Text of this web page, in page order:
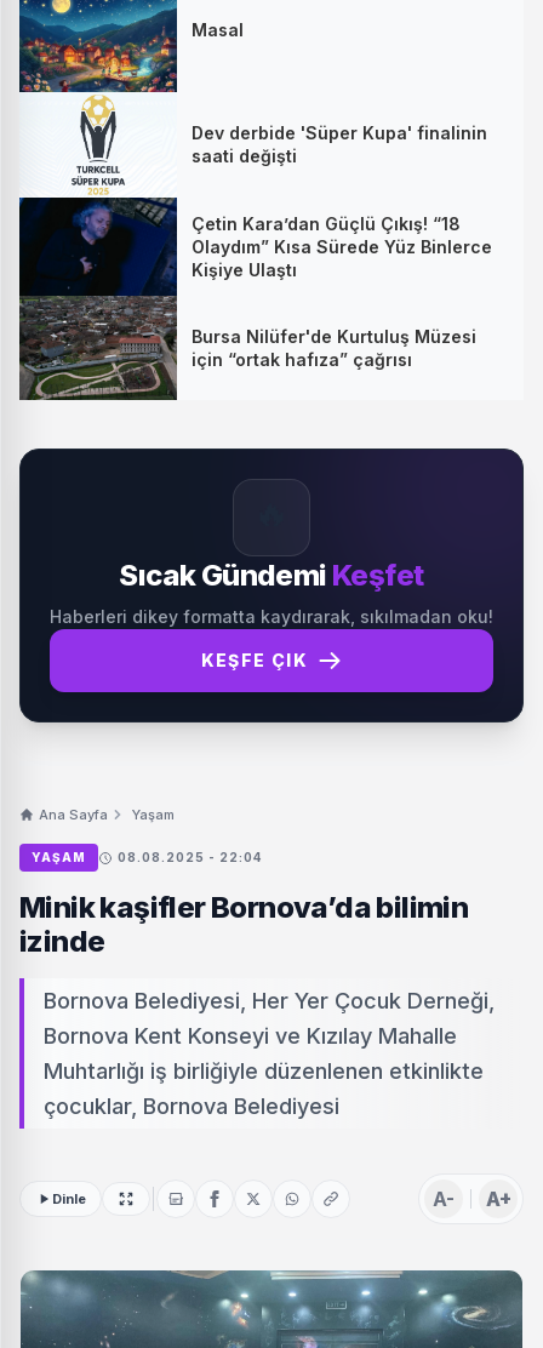
Masal
Dev derbide 'Süper Kupa' finalinin
saati değişti
Çetin Kara’dan Güçlü Çıkış! “18
Olaydım” Kısa Sürede Yüz Binlerce
Kişiye Ulaştı
Bursa Nilüfer'de Kurtuluş Müzesi
için “ortak hafıza” çağrısı
Sıcak Gündemi Keşfet
Haberleri dikey formatta kaydırarak, sıkılmadan oku!
KEŞFE ÇIK
Ana Sayfa Yaşam
YAŞAM 08.08.2025 - 22:04
Minik kaşifler Bornova’da bilimin
izinde
Bornova Belediyesi, Her Yer Çocuk Derneği,
Bornova Kent Konseyi ve Kızılay Mahalle
Muhtarlığı iş birliğiyle düzenlenen etkinlikte
çocuklar, Bornova Belediyesi
Dinle A- A+